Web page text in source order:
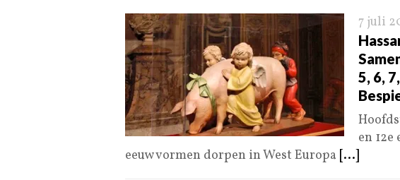
7 juli
5, 6,
en
eeuw vormen dorpen in West Europa [...]